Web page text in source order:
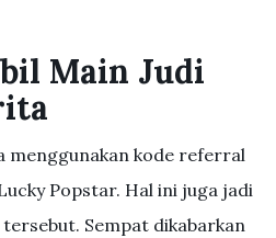
Main Judi
menggunakan kode referral
Popstar. Hal ini juga jadi
Sempat dikabarkan